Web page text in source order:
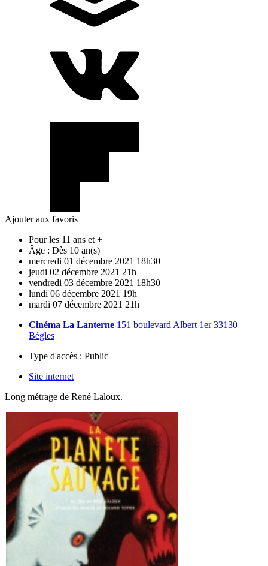
Ajouter aux favoris
Pour les 11 ans et +
Âge : Dès 10 an(s)
mercredi 01 décembre 2021 18h30
jeudi 02 décembre 2021 21h
vendredi 03 décembre 2021 18h30
lundi 06 décembre 2021 19h
mardi 07 décembre 2021 21h
Cinéma La Lanterne 151 boulevard Albert 1er 33130
Bègles
Type d'accès : Public
Site internet
Long métrage de René Laloux.